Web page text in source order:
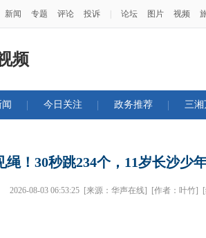
新闻 专题 评论 投诉 论坛 图片 视频
频
今日关注 政务推荐 三湘
绳！30秒跳234个，11岁长沙少
2026-08-03 06:53:25 [来源：华声在线] [作者：叶竹]